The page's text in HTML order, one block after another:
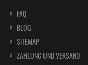
FAQ
BLOG
SITEMAP
ZAHLUNG UND VERSAND